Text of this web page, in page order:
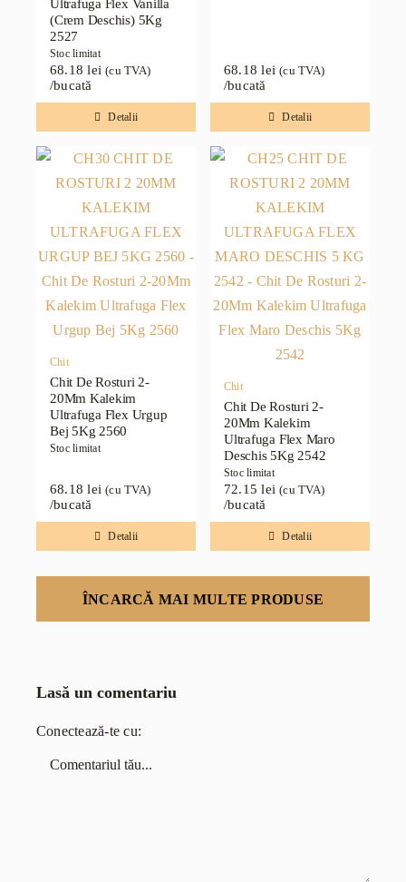
Ultrafuga Flex Vanilla
(Crem Deschis) 5Kg
2527
Stoc limitat
68.18lei (cu TVA)
/bucată
Detalii
68.18lei (cu TVA)
/bucată
Detalii
Chit
Chit De Rosturi 2-
20Mm Kalekim
Ultrafuga Flex Urgup
Bej 5Kg 2560
Stoc limitat
68.18lei (cu TVA)
/bucată
Detalii
Chit
Chit De Rosturi 2-
20Mm Kalekim
Ultrafuga Flex Maro
Deschis 5Kg 2542
Stoc limitat
72.15lei (cu TVA)
/bucată
Detalii
ÎNCARCĂ MAI MULTE PRODUSE
Lasă un comentariu
Conectează-te cu:
Comentariu